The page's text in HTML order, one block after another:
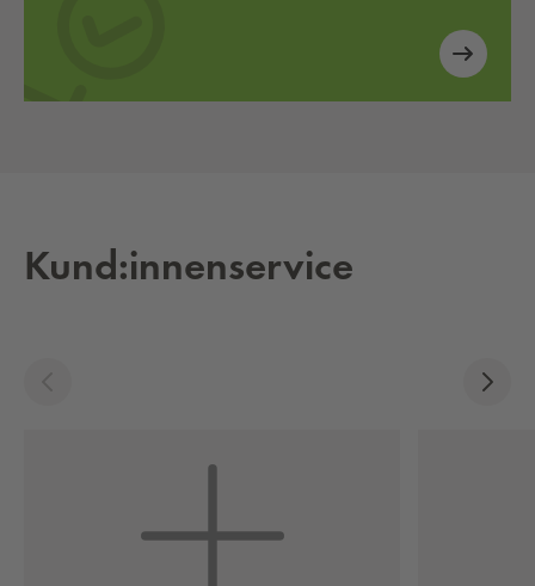
Kund:innenservice